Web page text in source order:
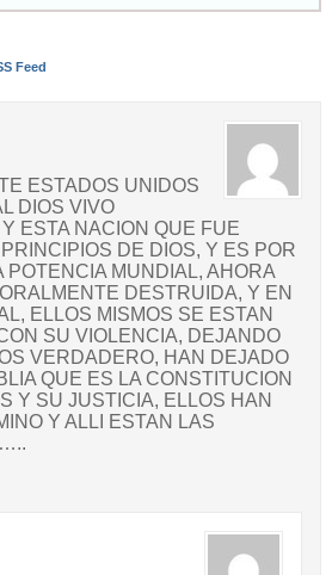
Feed
ESTADOS UNIDOS
DIOS VIVO
ESTA NACION QUE FUE
DE DIOS, Y ES POR
POTENCIA MUNDIAL, AHORA
DESTRUIDA, Y EN
ELLOS MISMOS SE ESTAN
SU VIOLENCIA, DEJANDO
VERDADERO, HAN DEJADO
QUE ES LA CONSTITUCION
Y SU JUSTICIA, ELLOS HAN
Y ALLI ESTAN LAS